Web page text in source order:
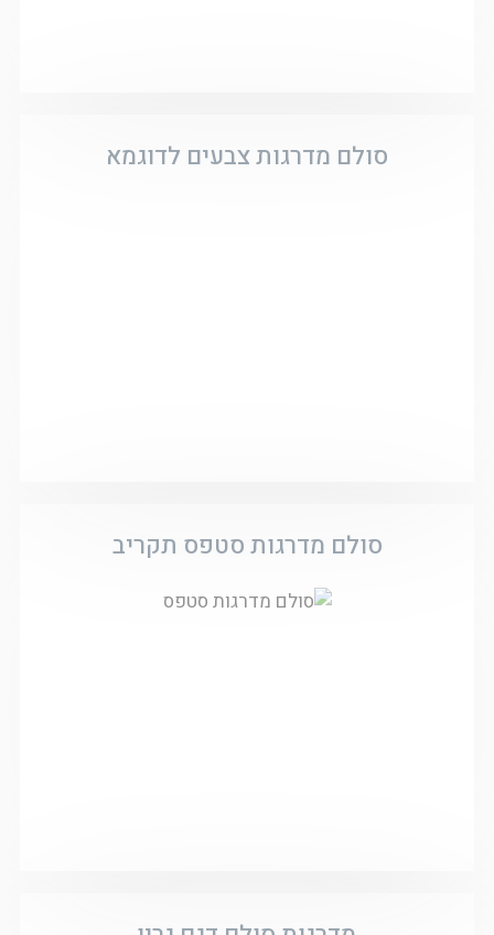
סולם מדרגות צבעים לדוגמא
סולם מדרגות סטפס תקריב